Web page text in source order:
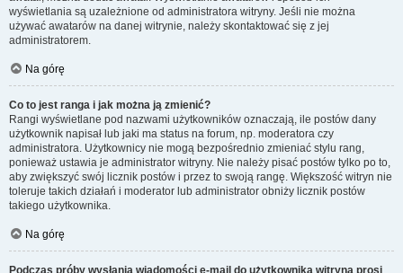
wyświetlania są uzależnione od administratora witryny. Jeśli nie można
używać awatarów na danej witrynie, należy skontaktować się z jej
administratorem.
Na górę
Co to jest ranga i jak można ją zmienić?
Rangi wyświetlane pod nazwami użytkowników oznaczają, ile postów dany
użytkownik napisał lub jaki ma status na forum, np. moderatora czy
administratora. Użytkownicy nie mogą bezpośrednio zmieniać stylu rang,
ponieważ ustawia je administrator witryny. Nie należy pisać postów tylko po to,
aby zwiększyć swój licznik postów i przez to swoją rangę. Większość witryn nie
toleruje takich działań i moderator lub administrator obniży licznik postów
takiego użytkownika.
Na górę
Podczas próby wysłania wiadomości e-mail do użytkownika witryna prosi